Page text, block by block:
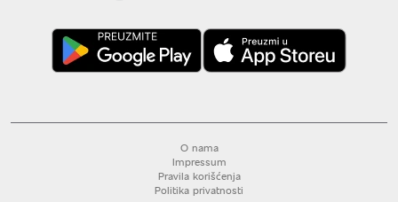
O nama
Impressum
Pravila korišćenja
Politika privatnosti